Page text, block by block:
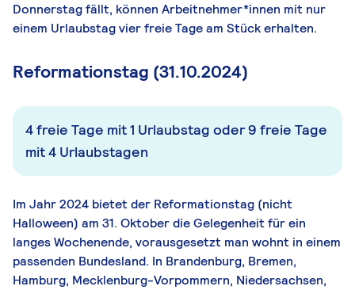
Donnerstag fällt, können Arbeitnehmer*innen mit nur
einem Urlaubstag vier freie Tage am Stück erhalten.
Reformationstag (31.10.2024)
4 freie Tage mit 1 Urlaubstag oder 9 freie Tage
mit 4 Urlaubstagen
Im Jahr 2024 bietet der Reformationstag (nicht
Halloween) am 31. Oktober die Gelegenheit für ein
langes Wochenende, vorausgesetzt man wohnt in einem
passenden Bundesland. In Brandenburg, Bremen,
Hamburg, Mecklenburg-Vorpommern, Niedersachsen,